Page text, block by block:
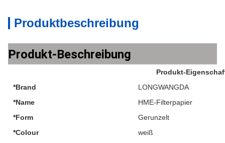
Produktbeschreibung
Produkt-Beschreibung
Produkt-
*Brand
LONGWANGDA
*Name
HME-Filterpapier
*Form
Gerunzelt
*Colour
weiß